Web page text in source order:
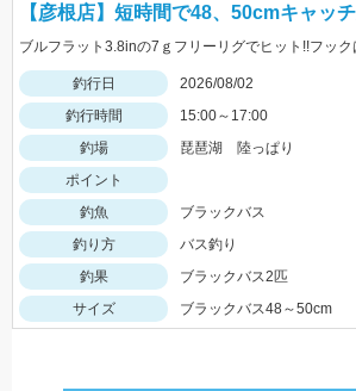
【彦根店】短時間で48、50cmキャッ
釣行日
2026/08/02
釣行時間
15:00～17:00
釣場
琵琶湖 陸っぱり
ポイント
釣魚
ブラックバス
釣り方
バス釣り
釣果
ブラックバス2匹
サイズ
ブラックバス48～50cm